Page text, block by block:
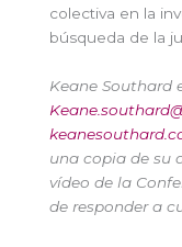
colectiva en la
búsqueda de la
Keane Southard
una copia de su
vídeo de la
de responder a